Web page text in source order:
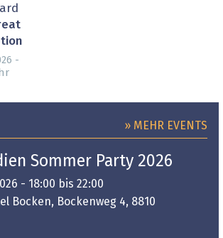
-
» MEHR EVENTS
Sommer Party 2026
- 18:00 bis 22:00
Bocken, Bockenweg 4, 8810